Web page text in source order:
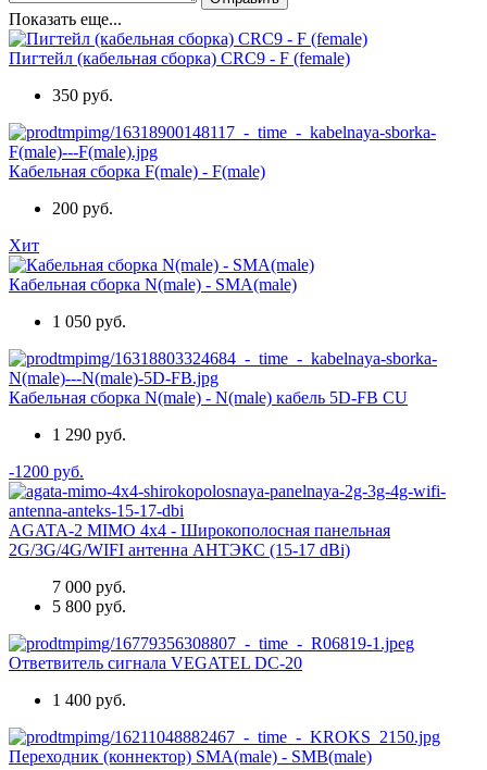
Показать еще...
Пигтейл (кабельная сборка) CRC9 - F (female)
350 руб.
Кабельная сборка F(male) - F(male)
200 руб.
Хит
Кабельная сборка N(male) - SMA(male)
1 050 руб.
Кабельная сборка N(male) - N(male) кабель 5D-FB CU
1 290 руб.
-1200 руб.
AGATA-2 MIMO 4x4 - Широкополосная панельная
2G/3G/4G/WIFI антенна АНТЭКС (15-17 dBi)
7 000 руб.
5 800 руб.
Ответвитель сигнала VEGATEL DC-20
1 400 руб.
Переходник (коннектор) SMA(male) - SMB(male)